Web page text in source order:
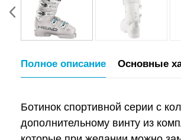
Полное описание Основные
Ботинок спортивной серии с
дополнительному винту из